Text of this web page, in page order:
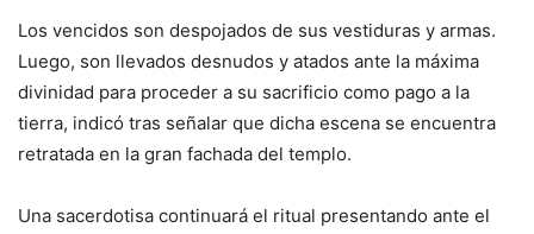
Los vencidos son despojados de sus vestiduras y armas.
Luego, son llevados desnudos y atados ante la máxima
divinidad para proceder a su sacrificio como pago a la
tierra, indicó tras señalar que dicha escena se encuentra
retratada en la gran fachada del templo.
Una sacerdotisa continuará el ritual presentando ante el